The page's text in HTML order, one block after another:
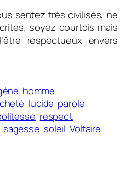
sentez très civilisés, ne
soyez courtois mais
respectueux envers
homme
lucide parole
respect
sagesse soleil Voltaire